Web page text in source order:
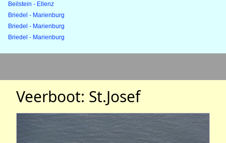
Beilstein - Ellenz
Briedel - Marienburg
Briedel - Marienburg
Briedel - Marienburg
Veerboot: St.Josef